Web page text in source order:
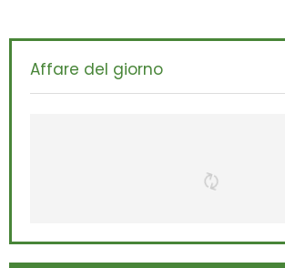
Affare del giorno